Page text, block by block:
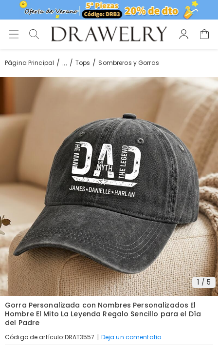
Página Principal ... Tops Sombreros y Gorras
1 / 5
Gorra Personalizada con Nombres Personalizados El
Hombre El Mito La Leyenda Regalo Sencillo para el Día
del Padre
Código de artículo:DRAT3557 | Deja un comentatio